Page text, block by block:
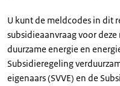
U kunt de meldcodes in dit
subsidieaanvraag voor
duurzame energie en
Subsidieregeling
eigenaars (SVVE) en de